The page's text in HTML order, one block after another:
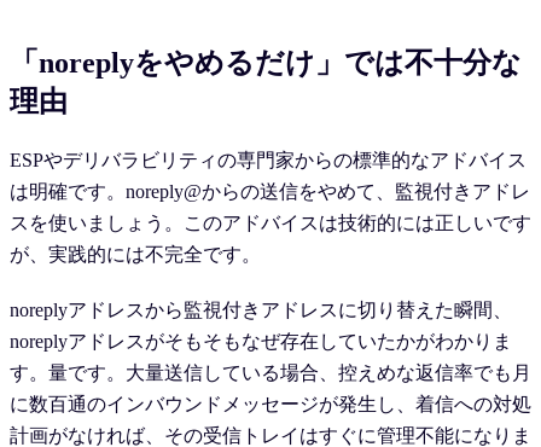
「noreplyをやめるだけ」では不十分な
理由
ESPやデリバラビリティの専門家からの標準的なアドバイス
は明確です。noreply@からの送信をやめて、監視付きアドレ
スを使いましょう。このアドバイスは技術的には正しいです
が、実践的には不完全です。
noreplyアドレスから監視付きアドレスに切り替えた瞬間、
noreplyアドレスがそもそもなぜ存在していたかがわかりま
す。量です。大量送信している場合、控えめな返信率でも月
に数百通のインバウンドメッセージが発生し、着信への対処
計画がなければ、その受信トレイはすぐに管理不能になりま